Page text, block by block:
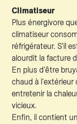
Climatiseur
Plus énergivore
climatiseur
réfrigérateur. S'il
alourdit la facture
En plus d'être
chaud à l'extérieur
entretenir la
vicieux.
Enfin, il contient